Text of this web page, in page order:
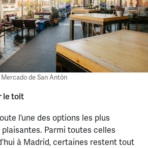
Mercado de San Antón
le toit
l’une des options les plus
Parmi toutes celles
à Madrid, certaines restent tout